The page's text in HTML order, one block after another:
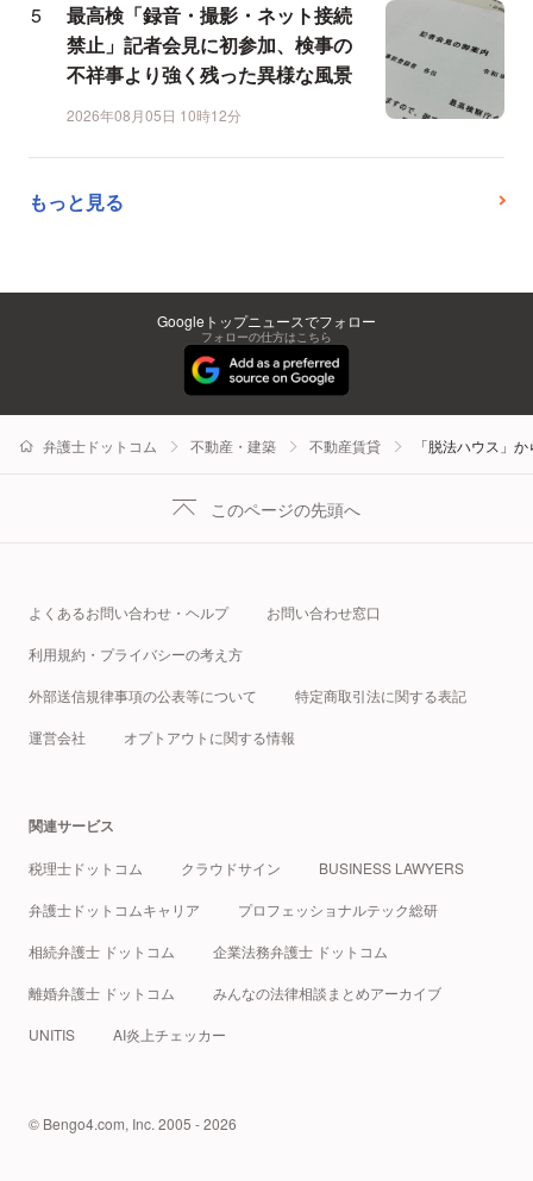
最高検「録音・撮影・ネット接続
禁止」記者会見に初参加、検事の
不祥事より強く残った異様な風景
2026年08月05日 10時12分
もっと見る
Googleトップニュースでフォロー
フォローの仕方はこちら
弁護士ドットコム 不動産・建築 不動産賃貸 「脱法ハウス」
このページの先頭へ
よくあるお問い合わせ・ヘルプ お問い合わせ窓口
利用規約・プライバシーの考え方
外部送信規律事項の公表等について 特定商取引法に関する表記
運営会社 オプトアウトに関する情報
関連サービス
税理士ドットコム クラウドサイン BUSINESS LAWYERS
弁護士ドットコムキャリア プロフェッショナルテック総研
相続弁護士 ドットコム 企業法務弁護士 ドットコム
離婚弁護士 ドットコム みんなの法律相談まとめアーカイブ
UNITIS AI炎上チェッカー
© Bengo4.com, Inc. 2005 - 2026